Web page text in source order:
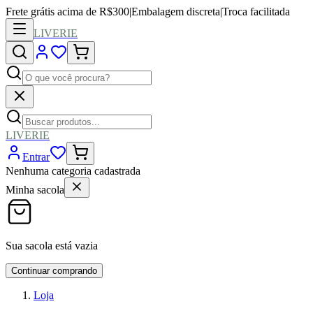
Frete grátis acima de R$300|Embalagem discreta|Troca facilitada
LIVERIE
LIVERIE
Entrar
Nenhuma categoria cadastrada
Minha sacola
Sua sacola está vazia
Continuar comprando
Loja